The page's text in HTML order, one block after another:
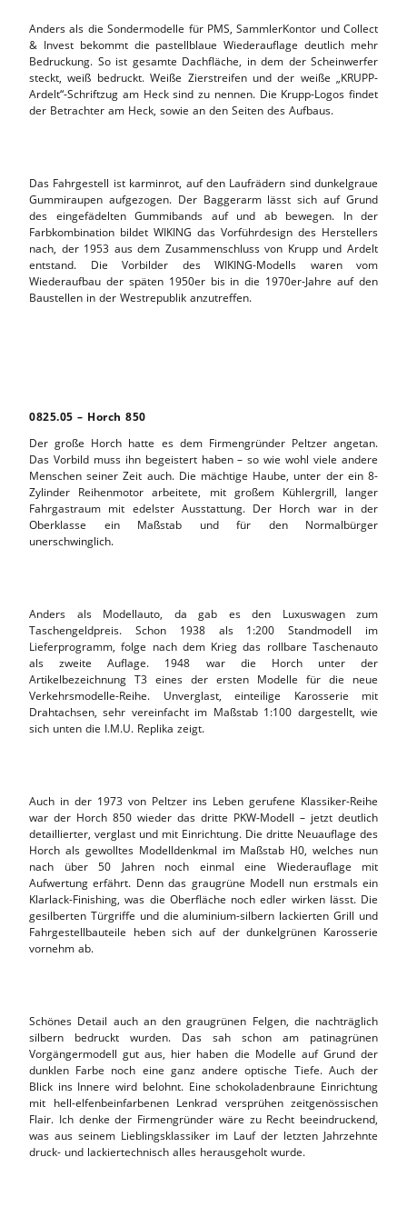
Anders als die Sondermodelle für PMS, SammlerKontor und Collect
& Invest bekommt die pastellblaue Wiederauflage deutlich mehr
Bedruckung. So ist gesamte Dachfläche, in dem der Scheinwerfer
steckt, weiß bedruckt. Weiße Zierstreifen und der weiße „KRUPP-
Ardelt“-Schriftzug am Heck sind zu nennen. Die Krupp-Logos findet
der Betrachter am Heck, sowie an den Seiten des Aufbaus.
Das Fahrgestell ist karminrot, auf den Laufrädern sind dunkelgraue
Gummiraupen aufgezogen. Der Baggerarm lässt sich auf Grund
des eingefädelten Gummibands auf und ab bewegen. In der
Farbkombination bildet WIKING das Vorführdesign des Herstellers
nach, der 1953 aus dem Zusammenschluss von Krupp und Ardelt
entstand. Die Vorbilder des WIKING-Modells waren vom
Wiederaufbau der späten 1950er bis in die 1970er-Jahre auf den
Baustellen in der Westrepublik anzutreffen.
0825.05 – Horch 850
Der große Horch hatte es dem Firmengründer Peltzer angetan.
Das Vorbild muss ihn begeistert haben – so wie wohl viele andere
Menschen seiner Zeit auch. Die mächtige Haube, unter der ein 8-
Zylinder Reihenmotor arbeitete, mit großem Kühlergrill, langer
Fahrgastraum mit edelster Ausstattung. Der Horch war in der
Oberklasse ein Maßstab und für den Normalbürger
unerschwinglich.
Anders als Modellauto, da gab es den Luxuswagen zum
Taschengeldpreis. Schon 1938 als 1:200 Standmodell im
Lieferprogramm, folge nach dem Krieg das rollbare Taschenauto
als zweite Auflage. 1948 war die Horch unter der
Artikelbezeichnung T3 eines der ersten Modelle für die neue
Verkehrsmodelle-Reihe. Unverglast, einteilige Karosserie mit
Drahtachsen, sehr vereinfacht im Maßstab 1:100 dargestellt, wie
sich unten die I.M.U. Replika zeigt.
Auch in der 1973 von Peltzer ins Leben gerufene Klassiker-Reihe
war der Horch 850 wieder das dritte PKW-Modell – jetzt deutlich
detaillierter, verglast und mit Einrichtung. Die dritte Neuauflage des
Horch als gewolltes Modelldenkmal im Maßstab H0, welches nun
nach über 50 Jahren noch einmal eine Wiederauflage mit
Aufwertung erfährt. Denn das graugrüne Modell nun erstmals ein
Klarlack-Finishing, was die Oberfläche noch edler wirken lässt. Die
gesilberten Türgriffe und die aluminium-silbern lackierten Grill und
Fahrgestellbauteile heben sich auf der dunkelgrünen Karosserie
vornehm ab.
Schönes Detail auch an den graugrünen Felgen, die nachträglich
silbern bedruckt wurden. Das sah schon am patinagrünen
Vorgängermodell gut aus, hier haben die Modelle auf Grund der
dunklen Farbe noch eine ganz andere optische Tiefe. Auch der
Blick ins Innere wird belohnt. Eine schokoladenbraune Einrichtung
mit hell-elfenbeinfarbenen Lenkrad versprühen zeitgenössischen
Flair. Ich denke der Firmengründer wäre zu Recht beeindruckend,
was aus seinem Lieblingsklassiker im Lauf der letzten Jahrzehnte
druck- und lackiertechnisch alles herausgeholt wurde.